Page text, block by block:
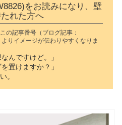
をお読みになり、壁
れた方へ
の記事番号（ブログ記事：
りイメージが伝わりやすくなりま
んですけど。」
置けますか？」
。